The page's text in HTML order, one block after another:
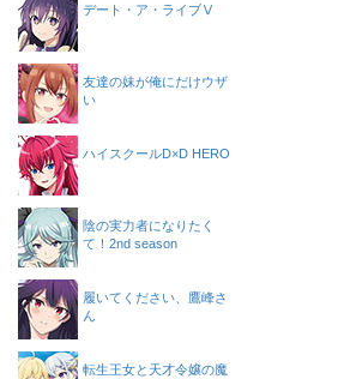
デート・ア・ライブⅤ
友達の妹が俺にだけウザ
い
ハイスクールD×D HERO
陰の実力者になりたく
て！2nd season
履いてください、鷹峰さ
ん
転生王女と天才令嬢の魔